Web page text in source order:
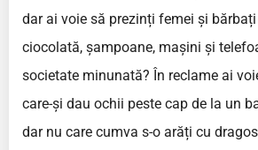
dar ai voie să prezinți femei și
ciocolată, șampoane, mașini și
societate minunată? În reclame ai
care-și dau ochii peste cap de la un
dar nu care cumva s-o arăți cu